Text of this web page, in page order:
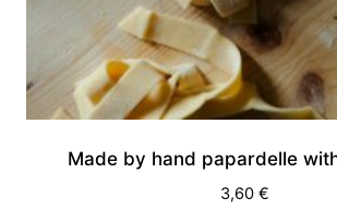
Made by hand papardelle
3,60 €